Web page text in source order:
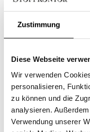
Zustimmung
Diese Webseite
Wir verwenden
personalisieren,
zu können und die
analysieren.
Verwendung unserer
Reine Baumwolle
Stoffbezogene
Klassische
Gut und einfach zu
JETZT DIESE